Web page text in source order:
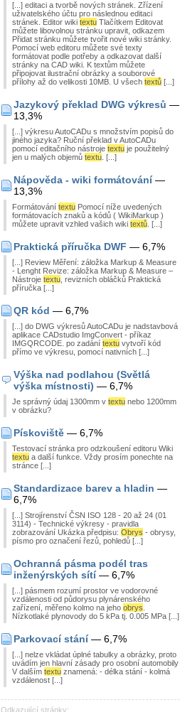
[...] editaci a tvorbě nových stránek. Zřízení
uživatelského účtu pro následnou editaci
stránek. Editor wiki textu Tlačítkem Editovat
můžete libovolnou stránku upravit, odkazem
Přidat stránku můžete tvořit nové wiki stránky.
Pomocí web editoru můžete své texty
formátovat podle potřeby a odkazovat další
stránky na CAD wiki. K textům můžete
připojovat ilustrační obrázky a souborové
přílohy až do velikosti 10MB. U všech textů [...]
Jazykový překlad DWG výkresů —
13,3%
[...] výkresu AutoCADu s množstvím popisů do
jiného jazyka? Ruční překlad v AutoCADu
pomocí editačního nástroje textu je použitelný
jen u malých objemů textu . [...]
Nápověda - wiki formátování—
13,3%
Formátování textu Pomocí níže uvedených
formátovacích znaků a kódů ( WikiMarkup )
můžete upravit vzhled vašich wiki textů . [...]
Praktická příručka DWF — 6,7%
[...] Review Měření: záložka Markup & Measure
- Lenght Revize: záložka Markup & Measure –
Nástroje textu , revizních obláčků Praktická
příručka [...]
QR kód — 6,7%
[...] do DWG výkresů AutoCADu je nadstavbová
aplikace CADstudio ImgConvert - příkaz
IMGQRCODE. po zadání textu vytvoří kód
přímo ve výkresu, pomocí nativních [...]
Výška nad podlahou (Světlá
výška místnosti) — 6,7%
Je správný údaj 1300mm v textu nebo 1200mm
v obrázku?
Pískoviště — 6,7%
Testovací stránka pro odzkoušení editoru Wiki
textu a další funkce. Vždy prosím ponechte na
stránce [...]
Standardizace barev a hladin —
6,7%
[...] Strojírenství ČSN ISO 128 - 20 až 24 (01
3114) - Technické výkresy - pravidla
zobrazování Ukázka předpisu: Obrys - obrysy,
písmo pro označení řezů, pohledů [...]
Ochranná pásma podél tras
inženýrských sítí— 6,7%
[...] pásmem rozumí prostor ve vodorovné
vzdálenosti od půdorysu plynárenského
zařízení, měřeno kolmo na jeho obrys
Nízkotlaké plynovody do 5 kPa tj. 0.005 MPa [...]
Parkovací stání— 6,7%
[...] nelze vkládat úplné tabulky a obrázky, proto
uvádím jen hlavní zásady pro osobní automobily
V dalším textu znamená: - délka stání - kolmá
vzdálenost [...]
Odkazující stránky: